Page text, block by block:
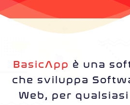
BasicApp è una
che sviluppa
Web, per